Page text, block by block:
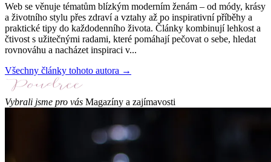
Web se věnuje tématům blízkým moderním ženám – od módy, krásy
a životního stylu přes zdraví a vztahy až po inspirativní příběhy a
praktické tipy do každodenního života. Články kombinují lehkost a
čtivost s užitečnými radami, které pomáhají pečovat o sebe, hledat
rovnováhu a nacházet inspiraci v...
Všechny články tohoto autora →
Vybrali jsme pro vás Magazíny a zajímavosti